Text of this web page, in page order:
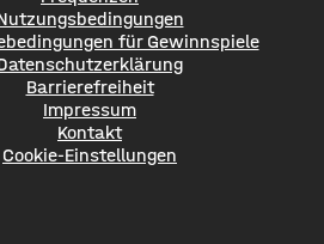
für Gewinnspiele
Barrierefreiheit
Impressum
Kontakt
Cookie-Einstellungen